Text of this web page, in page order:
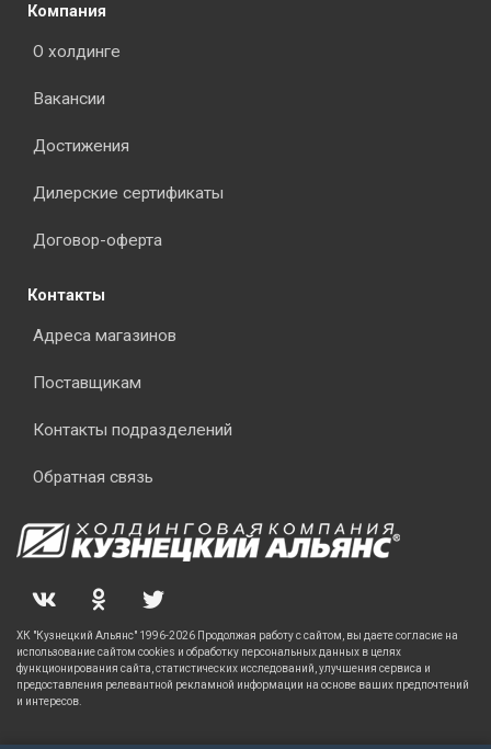
Компания
О холдинге
Вакансии
Достижения
Дилерские сертификаты
Договор-оферта
Контакты
Адреса магазинов
Поставщикам
Контакты подразделений
Обратная связь
ХК "Кузнецкий Альянс" 1996-2026 Продолжая работу с сайтом, вы даете согласие на
использование сайтом cookies и обработку персональных данных в целях
функционирования сайта, статистических исследований, улучшения сервиса и
предоставления релевантной рекламной информации на основе ваших предпочтений
и интересов.